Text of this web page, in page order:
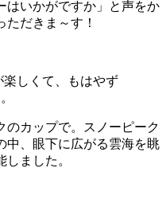
はいかがですか」と声をか
だきま～す！
しくて、もはやず
のカップで。スノーピーク
中、眼下に広がる雲海を眺
ました。